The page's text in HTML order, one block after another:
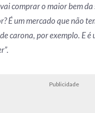
comprar o maior bem
É um mercado que não
carona, por exemplo. E é
Publicidade